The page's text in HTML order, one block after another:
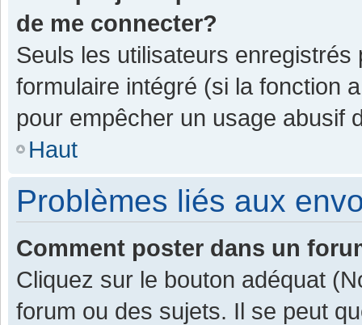
de me connecter?
Seuls les utilisateurs enregistrés
formulaire intégré (si la fonction
pour empêcher un usage abusif
Haut
Problèmes liés aux
Comment poster dans un
Cliquez sur le bouton adéquat
forum ou des sujets. Il se peut